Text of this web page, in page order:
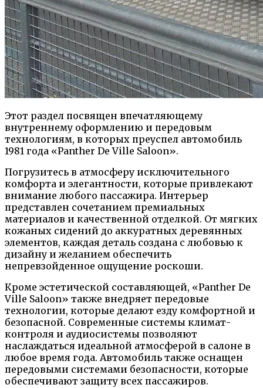
Этот раздел посвящен впечатляющему
внутреннему оформлению и передовым
технологиям, в которых преуспел автомобиль
1981 года «Panther De Ville Saloon».
Погрузитесь в атмосферу исключительного
комфорта и элегантности, которые привлекают
внимание любого пассажира. Интерьер
представлен сочетанием премиальных
материалов и качественной отделкой. От мягких
кожаных сидений до аккуратных деревянных
элементов, каждая деталь создана с любовью к
дизайну и желанием обеспечить
непревзойденное ощущение роскоши.
Кроме эстетической составляющей, «Panther De
Ville Saloon» также внедряет передовые
технологии, которые делают езду комфортной и
безопасной. Современные системы климат-
контроля и аудиосистемы позволяют
наслаждаться идеальной атмосферой в салоне в
любое время года. Автомобиль также оснащен
передовыми системами безопасности, которые
обеспечивают защиту всех пассажиров.